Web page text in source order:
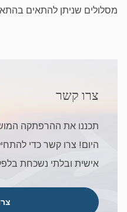
מסלולים שניתן להתאים
צרו קשר
תכננו את ההרפתקה
היום! צרו קשר כדי
אישית ובלתי נשכחת